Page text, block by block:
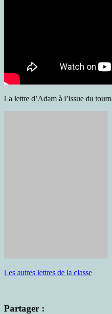
La lettre d’Adam à l’issue du
Les autres lettres de la classe
Partager :